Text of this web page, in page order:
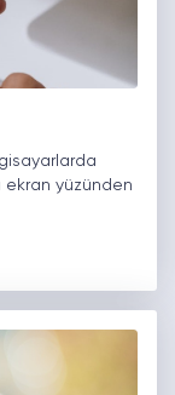
ekran yüzünden